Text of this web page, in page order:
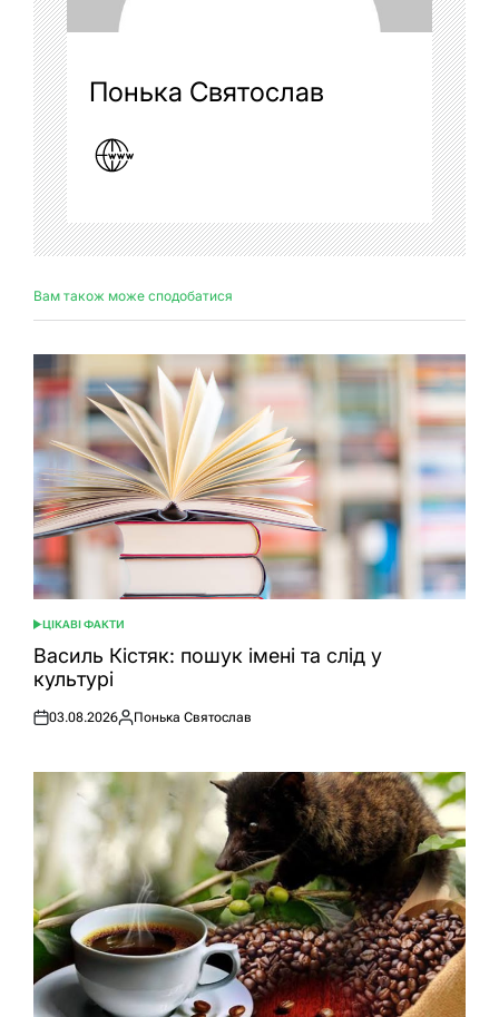
Понька Святослав
Вам також може сподобатися
ОПУБЛІКУВАТИ
У
ЦІКАВІ ФАКТИ
Василь Кістяк: пошук імені та слід у
культурі
Оприлюднено
03.08.2026
Опубліковано
Понька Святослав